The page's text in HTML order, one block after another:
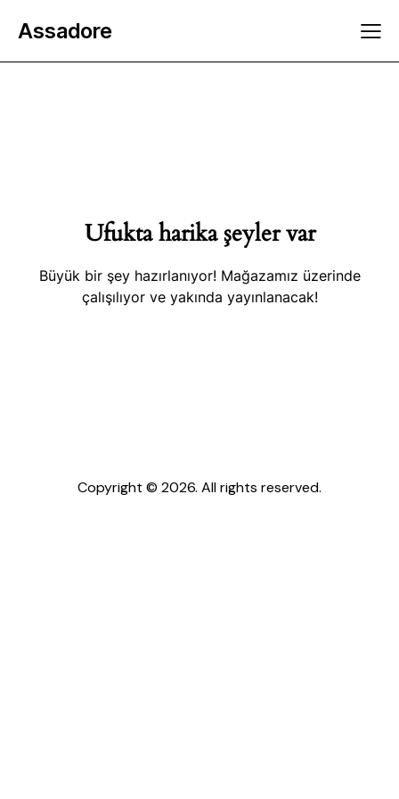
Assadore
Ufukta harika şeyler var
Büyük bir şey hazırlanıyor! Mağazamız üzerinde
çalışılıyor ve yakında yayınlanacak!
Copyright © 2026. All rights reserved.